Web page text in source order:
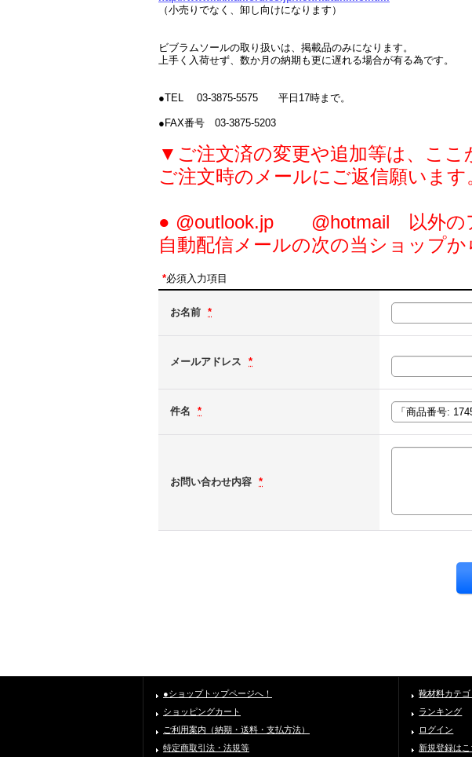
（小売りでなく、卸し向けになります）
ビブラムソールの取り扱いは、掲載品のみになります。
上手く入荷せず、数か月の納期も更に遅れる場合が有る為です。
●TEL 03-3875-5575 平日17時まで。
●FAX番号 03-3875-5203
▼ご注文済の変更や追加等は、ここ
ご注文時のメールにご返信願います
● @outlook.jp @hotmail 以外の
自動配信メールの次の当ショップ
*必須入力項目
お名前 *
メールアドレス *
件名 *
お問い合わせ内容 *
●ショップトップページへ！
ショッピングカート
ご利用案内（納期・送料・支払方法）
特定商取引法・法規等
靴材料カテ
ランキング
ログイン
新規登録はこ